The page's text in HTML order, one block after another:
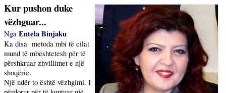
Kur pushon duke
vëzhguar...
Nga Entela Binjaku
Ka disa metoda mbi të cilat
mund të mbështetesh për të
përshkruar zhvillimet e një
shoqërie.
Një ndër to është vëzhgimi. I